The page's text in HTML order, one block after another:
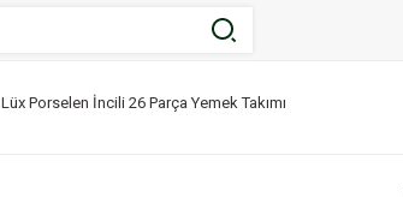
Lüx Porselen İncili 26 Parça Yemek Takımı